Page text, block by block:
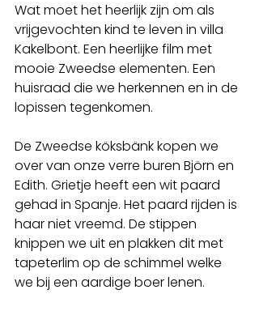
Wat moet het heerlijk zijn om als
vrijgevochten kind te leven in villa
Kakelbont. Een heerlijke film met
mooie Zweedse elementen. Een
huisraad die we herkennen en in de
lopissen tegenkomen.
De Zweedse köksbänk kopen we
over van onze verre buren Björn en
Edith. Grietje heeft een wit paard
gehad in Spanje. Het paard rijden is
haar niet vreemd. De stippen
knippen we uit en plakken dit met
tapeterlim op de schimmel welke
we bij een aardige boer lenen.